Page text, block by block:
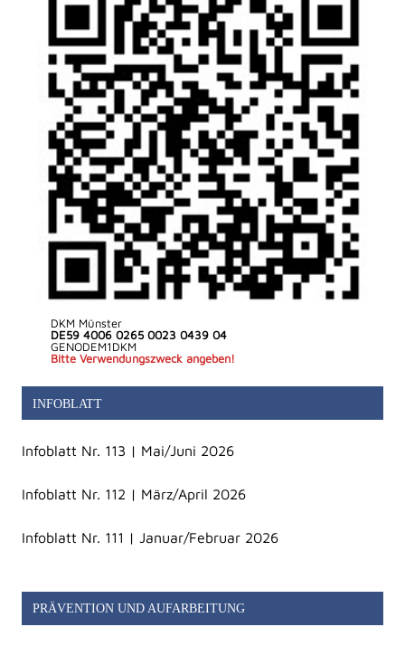
DKM Münster
DE59 4006 0265 0023 0439 04
GENODEM1DKM
Bitte Verwendungszweck angeben!
INFOBLATT
Infoblatt Nr. 113 | Mai/Juni 2026
Infoblatt Nr. 112 | März/April 2026
Infoblatt Nr. 111 | Januar/Februar 2026
PRÄVENTION UND AUFARBEITUNG